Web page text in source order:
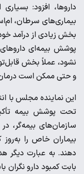
داروها، افزود:
بیماری‌های سرطان،
بخش زیادی از درآمد
پوشش بیمه‌ای
نشود، عملاً بخش
و حتی ممکن است درمان
این نماینده مجلس با
تحت پوشش بیمه
سازمان‌های بیمه‌گر،
بیماران خاص را
دهند. به عبارت دیگر
بابت کمبود دارو نگران